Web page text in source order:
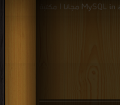
قراءة و تحميل كتاب كتاب MySQL in a Nutshell, 2nd Edition PDF مجانا | مكتبة